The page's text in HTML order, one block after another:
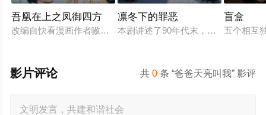
吾凰在上之凤御四方
改编自快看漫画作者嗷小泽的独家连载漫画《吾凰在上》。
凛冬下的罪恶
本剧讲述了90年代末，怒河市刑侦支
盲盒
五个相互
共0 条 “爸爸天亮叫我” 影评
影片评论